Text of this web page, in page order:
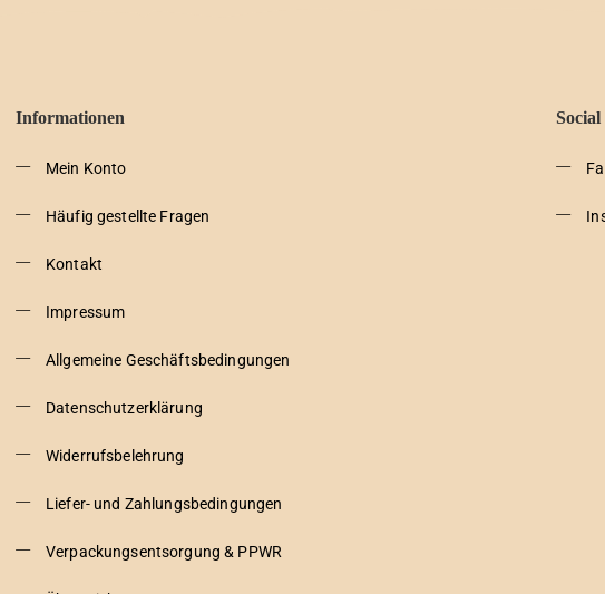
Informationen
Mein Konto
Häufig gestellte Fragen
Kontakt
Impressum
Allgemeine Geschäftsbedingungen
Datenschutzerklärung
Widerrufsbelehrung
Liefer- und Zahlungsbedingungen
Verpackungsentsorgung & PPWR